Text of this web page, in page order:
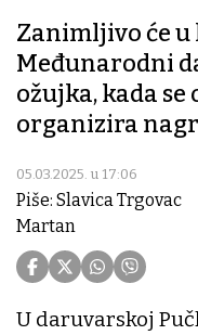
Zanimljivo će
Međunarodni
ožujka, kada se
organizira
05.03.2025. u 17:06
Piše: Slavica Trgovac
Martan
U daruvarskoj